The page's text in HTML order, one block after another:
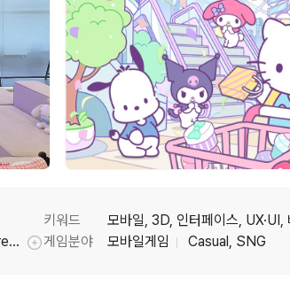
키워드
헬로키티 마이 드림 스토어(Hello Kitty My Dream Store) 게임분야 모바일게임 Casual, SNG